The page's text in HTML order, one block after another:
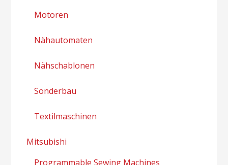
Motoren
Nähautomaten
Nähschablonen
Sonderbau
Textilmaschinen
Mitsubishi
Programmable Sewing Machines